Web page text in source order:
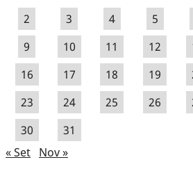
2
3 4 5
9
10 11 12
16
17 18 19
23
24 25 26
30
31
« Set Nov »